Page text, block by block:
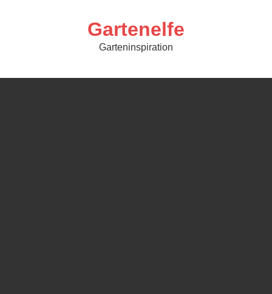
Gartenelfe
Garteninspiration